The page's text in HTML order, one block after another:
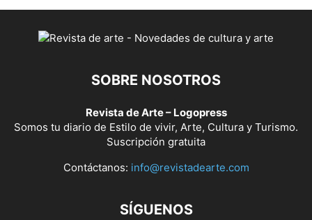
SOBRE NOSOTROS
Revista de Arte – Logopress
Somos tu diario de Estilo de vivir, Arte, Cultura y Turismo.
Suscripción gratuita
Contáctanos: info@revistadearte.com
SÍGUENOS